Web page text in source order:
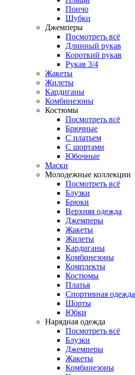
Пончо
Шубки
Джемперы
Посмотреть всё
Длинный рукав
Короткий рукав
Рукав 3/4
Жакеты
Жилеты
Кардиганы
Комбинезоны
Костюмы
Посмотреть всё
Брючные
С платьем
С шортами
Юбочные
Маски
Молодежные коллекции
Посмотреть всё
Блузки
Брюки
Верхняя одежда
Джемперы
Жакеты
Жилеты
Кардиганы
Комбинезоны
Комплекты
Костюмы
Платья
Спортивная одежда
Шорты
Юбки
Нарядная одежда
Посмотреть всё
Блузки
Джемперы
Жакеты
Комбинезоны